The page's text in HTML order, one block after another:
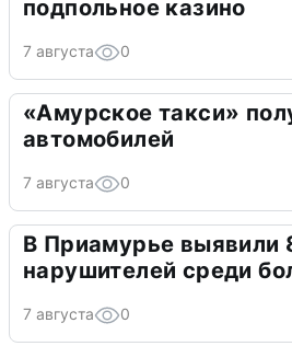
подпольное казино
7 августа 0
«Амурское такси»
автомобилей
7 августа 0
В Приамурье выявили
нарушителей среди
7 августа 0